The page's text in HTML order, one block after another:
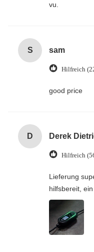
vu.
S sam
Hilfreich
good price
D Derek
Hilfreich
Lieferung
hilfsbereit,